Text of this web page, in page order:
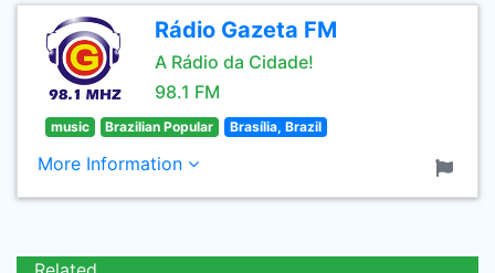
Rádio Gazeta FM
A Rádio da Cidade!
98.1 FM
music Brazilian Popular Brasília, Brazil
More Information